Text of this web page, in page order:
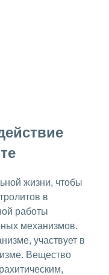
жизни, чтобы
в
работы
механизмов.
участвует в
Вещество